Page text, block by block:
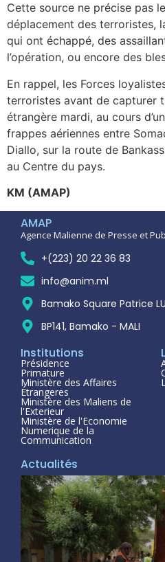
Cette source ne précise pas
déplacement des terroristes,
qui ont échappé, des
l’opération, ou encore des
En rappel, les Forces
terroristes avant de capturer
étrangère mardi, au cours
frappes aériennes entre
Diallo, sur la route de
au Centre du pays.
KM (AMAP)
AMAP
Agence Malienne de Presse et
+(223) 20 22 36 83
info@anim.ml
Bamako Square Patrice
BP141, Bamako - MALI
Institutions
Présidence
Primature
Ministère des Affaires
Étrangeres
Ministère des Maliens de
l'Exterieur
Ministère de l'Economie
Numerique de la
Communication
Actualités